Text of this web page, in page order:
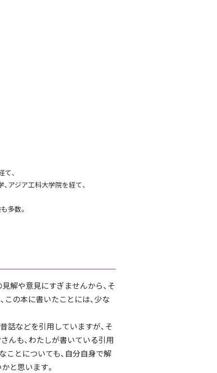
、
アジア工科大学院を経て、
多数。
見解や意見にすぎませんから、そ
この本に書いたことには、少な
話などを引用していますが、そ
んも、わたしが書いている引用
ことについても、自分自身で解
と思います。